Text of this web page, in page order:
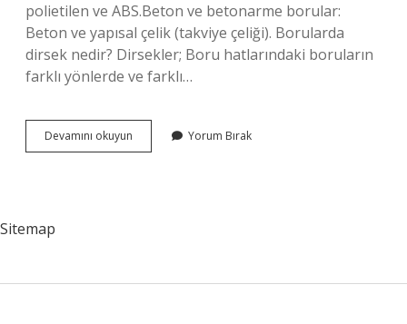
polietilen ve ABS.Beton ve betonarme borular:
Beton ve yapısal çelik (takviye çeliği). Borularda
dirsek nedir? Dirsekler; Boru hatlarındaki boruların
farklı yönlerde ve farklı…
Devamını okuyun
Bağlantı
Yorum Bırak
Sitemap